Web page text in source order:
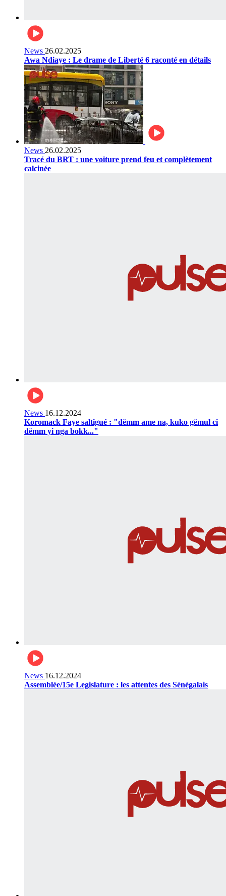
News 26.02.2025
Awa Ndiaye : Le drame de Liberté 6 raconté en détails
News 26.02.2025
Tracé du BRT : une voiture prend feu et complètement
calcinée
News 16.12.2024
Koromack Faye saltigué : "dëmm ame na, kuko gëmul ci
dëmm yi nga bokk..."
News 16.12.2024
Assemblée/15e Legislature : les attentes des Sénégalais